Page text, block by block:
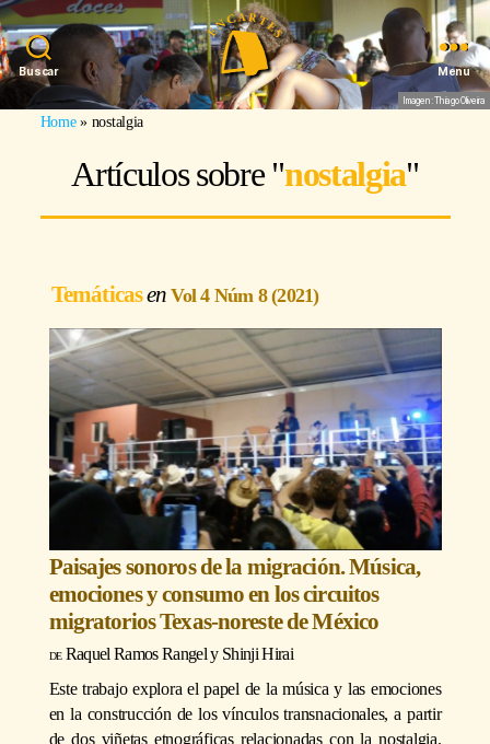
Buscar Menu
Imagen: Thiago Oliveira
Home» nostalgia
Artículos sobre "nostalgia"
Temáticas Vol 4 Núm 8 (2021)
Paisajes sonoros de la migración. Música,
emociones y consumo en los circuitos
migratorios Texas-noreste de México
Raquel Ramos Rangely Shinji Hirai
Este trabajo explora el papel de la música y las emociones
en la construcción de los vínculos transnacionales, a partir
de dos viñetas etnográficas relacionadas con la nostalgia.